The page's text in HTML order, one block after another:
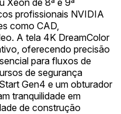
profissionais NVIDIA
como CAD,
A tela 4K DreamColor
oferecendo precisão
para fluxos de
de segurança
Gen4 e um obturador
tranquilidade em
de construção